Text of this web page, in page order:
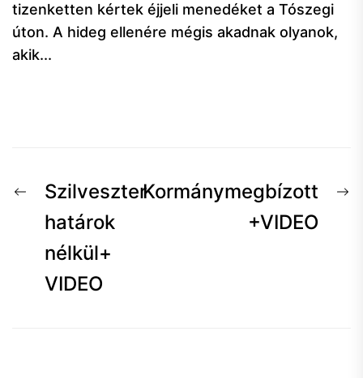
tizenketten kértek éjjeli menedéket a Tószegi
úton. A hideg ellenére mégis akadnak olyanok,
akik...
Bejegyzés
navigáció
ElőzőSzilveszter
határok
nélkül+
VIDEO
Kormánymegbízott
+VIDEO